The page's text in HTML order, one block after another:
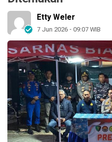
Etty Weler
7 Jun 2026 - 09:07 WIB